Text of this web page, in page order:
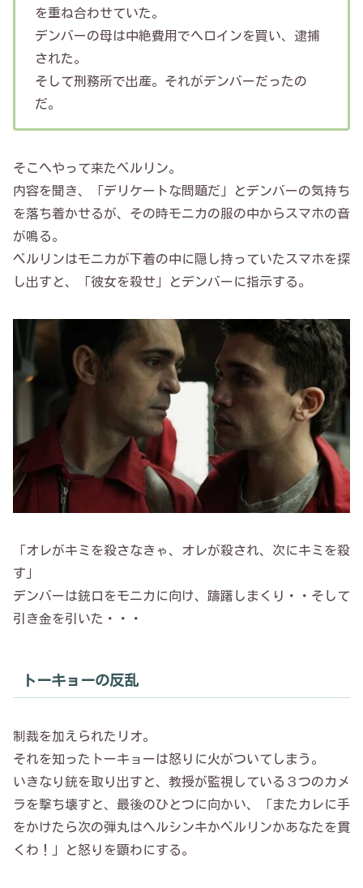
を重ね合わせていた。
デンバーの母は中絶費用でヘロインを買い、逮捕
された。
そして刑務所で出産。それがデンバーだったの
だ。
そこへやって来たベルリン。
内容を聞き、「デリケートな問題だ」とデンバーの気持ち
を落ち着かせるが、その時モニカの服の中からスマホの音
が鳴る。
ベルリンはモニカが下着の中に隠し持っていたスマホを探
し出すと、「彼女を殺せ」とデンバーに指示する。
「オレがキミを殺さなきゃ、オレが殺され、次にキミを殺
す」
デンバーは銃口をモニカに向け、躊躇しまくり・・そして
引き金を引いた・・・
トーキョーの反乱
制裁を加えられたリオ。
それを知ったトーキョーは怒りに火がついてしまう。
いきなり銃を取り出すと、教授が監視している３つのカメ
ラを撃ち壊すと、最後のひとつに向かい、「またカレに手
をかけたら次の弾丸はヘルシンキかベルリンかあなたを貫
くわ！」と怒りを顕わにする。